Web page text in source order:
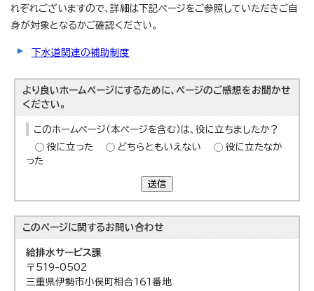
れぞれございますので、詳細は下記ページをご参照していただきご自
身が対象となるかご確認ください。
下水道関連の補助制度
より良いホームページにするために、ページのご感想をお聞かせ
ください。
このホームページ（本ページを含む）は、役に立ちましたか？
役に立った
どちらともいえない
役に立たなか
った
送信
このページに関するお問い合わせ
給排水サービス課
〒519-0502
三重県伊勢市小俣町相合161番地